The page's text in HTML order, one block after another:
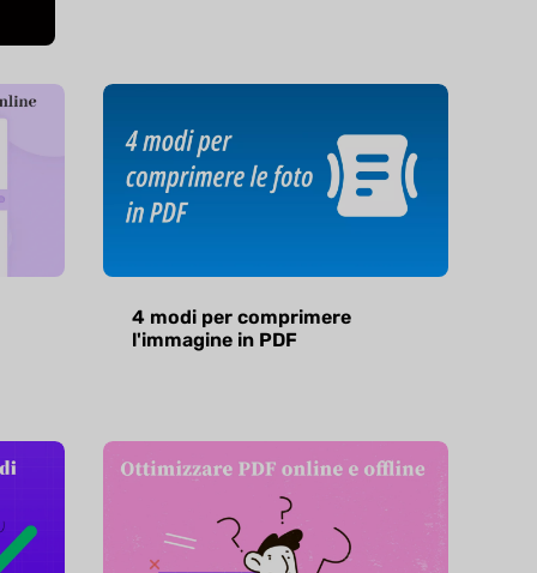
4 modi per comprimere
l'immagine in PDF